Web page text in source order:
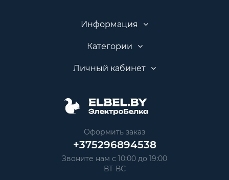
Информация
Категории
Личный кабинет
Оформить заказ
+375296894538
Звоните нам с 10:00 до 19:00
ВТ-ВС